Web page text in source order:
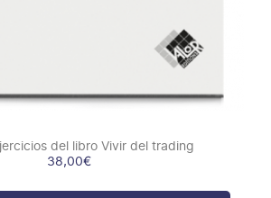
del libro Vivir del trading
38,00€